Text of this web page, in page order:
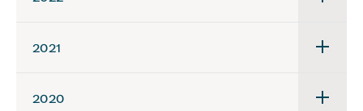
2021
2020